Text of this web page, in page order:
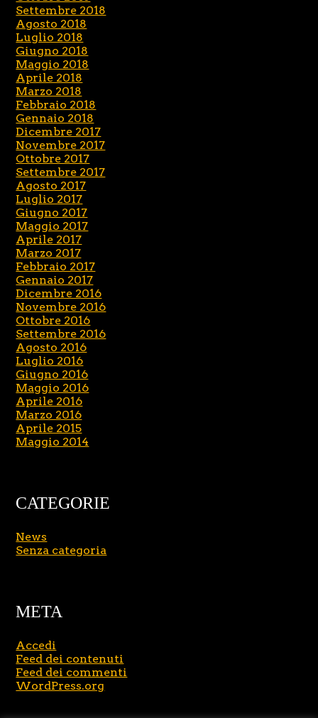
Settembre 2018
Agosto 2018
Luglio 2018
Giugno 2018
Maggio 2018
Aprile 2018
Marzo 2018
Febbraio 2018
Gennaio 2018
Dicembre 2017
Novembre 2017
Ottobre 2017
Settembre 2017
Agosto 2017
Luglio 2017
Giugno 2017
Maggio 2017
Aprile 2017
Marzo 2017
Febbraio 2017
Gennaio 2017
Dicembre 2016
Novembre 2016
Ottobre 2016
Settembre 2016
Agosto 2016
Luglio 2016
Giugno 2016
Maggio 2016
Aprile 2016
Marzo 2016
Aprile 2015
Maggio 2014
CATEGORIE
News
Senza categoria
META
Accedi
Feed dei contenuti
Feed dei commenti
WordPress.org